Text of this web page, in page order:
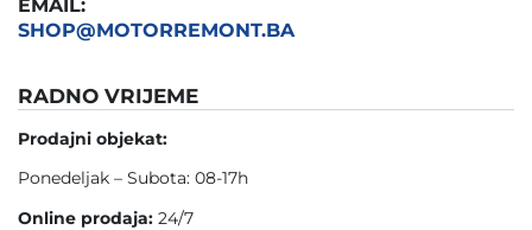
EMAIL:
SHOP@MOTORREMONT.BA
RADNO VRIJEME
Prodajni objekat:
Ponedeljak – Subota: 08-17h
Online prodaja: 24/7